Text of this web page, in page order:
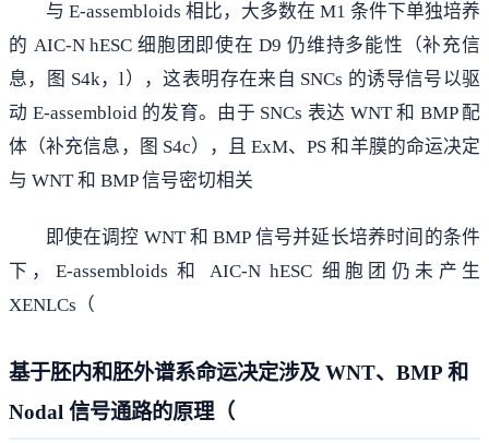
与 E-assembloids 相比，大多数在 M1 条件下单独培养
的 AIC-N hESC 细胞团即使在 D9 仍维持多能性（补充信
息，图 S4k，l），这表明存在来自 SNCs 的诱导信号以驱
动 E-assembloid 的发育。由于 SNCs 表达 WNT 和 BMP 配
体（补充信息，图 S4c），且 ExM、PS 和羊膜的命运决定
与 WNT 和 BMP 信号密切相关
即使在调控 WNT 和 BMP 信号并延长培养时间的条件
下，E-assembloids 和 AIC-N hESC 细胞团仍未产生
XENLCs（
基于胚内和胚外谱系命运决定涉及 WNT、BMP 和
Nodal 信号通路的原理（